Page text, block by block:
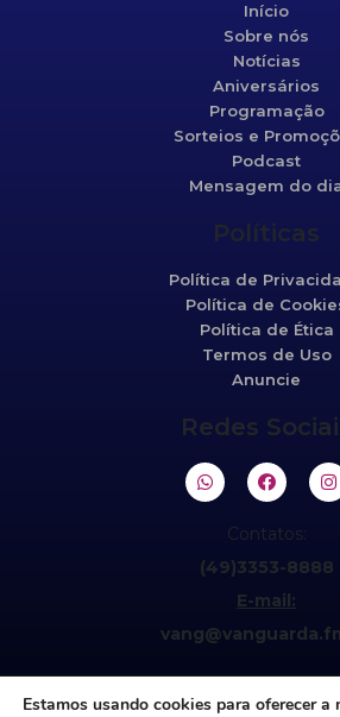
Início
Sobre nós
Notícias
Aniversários
Programação
Sorteios e
Podcast
Mensagem do
Políticas
Política de
Política de
Política de Ética
Termos de Uso
Anuncie
Redes
Contatos:
(49)3353-8888
E-mail:
Estamos usando cookies para oferecer a